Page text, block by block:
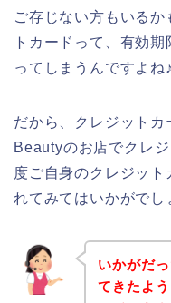
ご存じない方もいる
トカードって、有効
ってしまうんですよね♪
だから、クレジット
Beautyのお店でクレ
度ご自身のクレジット
れてみてはいかがでし
いかがだ
てきたよ